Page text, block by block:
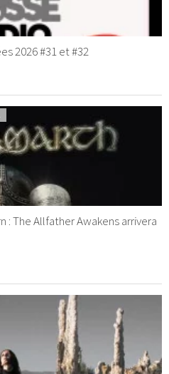
2026 #31 et #32
: The Allfather Awakens arrivera